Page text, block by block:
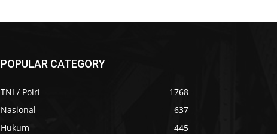
POPULAR CATEGORY
TNI / Polri
1768
Nasional
637
Hukum
445